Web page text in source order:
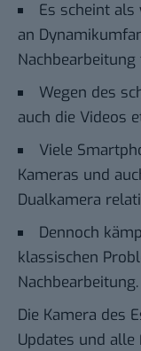
Es scheint
an
Nachbearbeitung
Wegen des
auch die Videos
Viele
Kameras und
Dualkamera
Dennoch
klassischen
Nachbearbeitung.
Die Kamera des
Updates und